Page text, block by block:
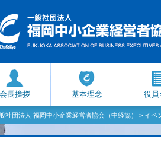
会長挨拶 基本理念 役員
社団法人 福岡中小企業経営者協会（中経協） > イベ